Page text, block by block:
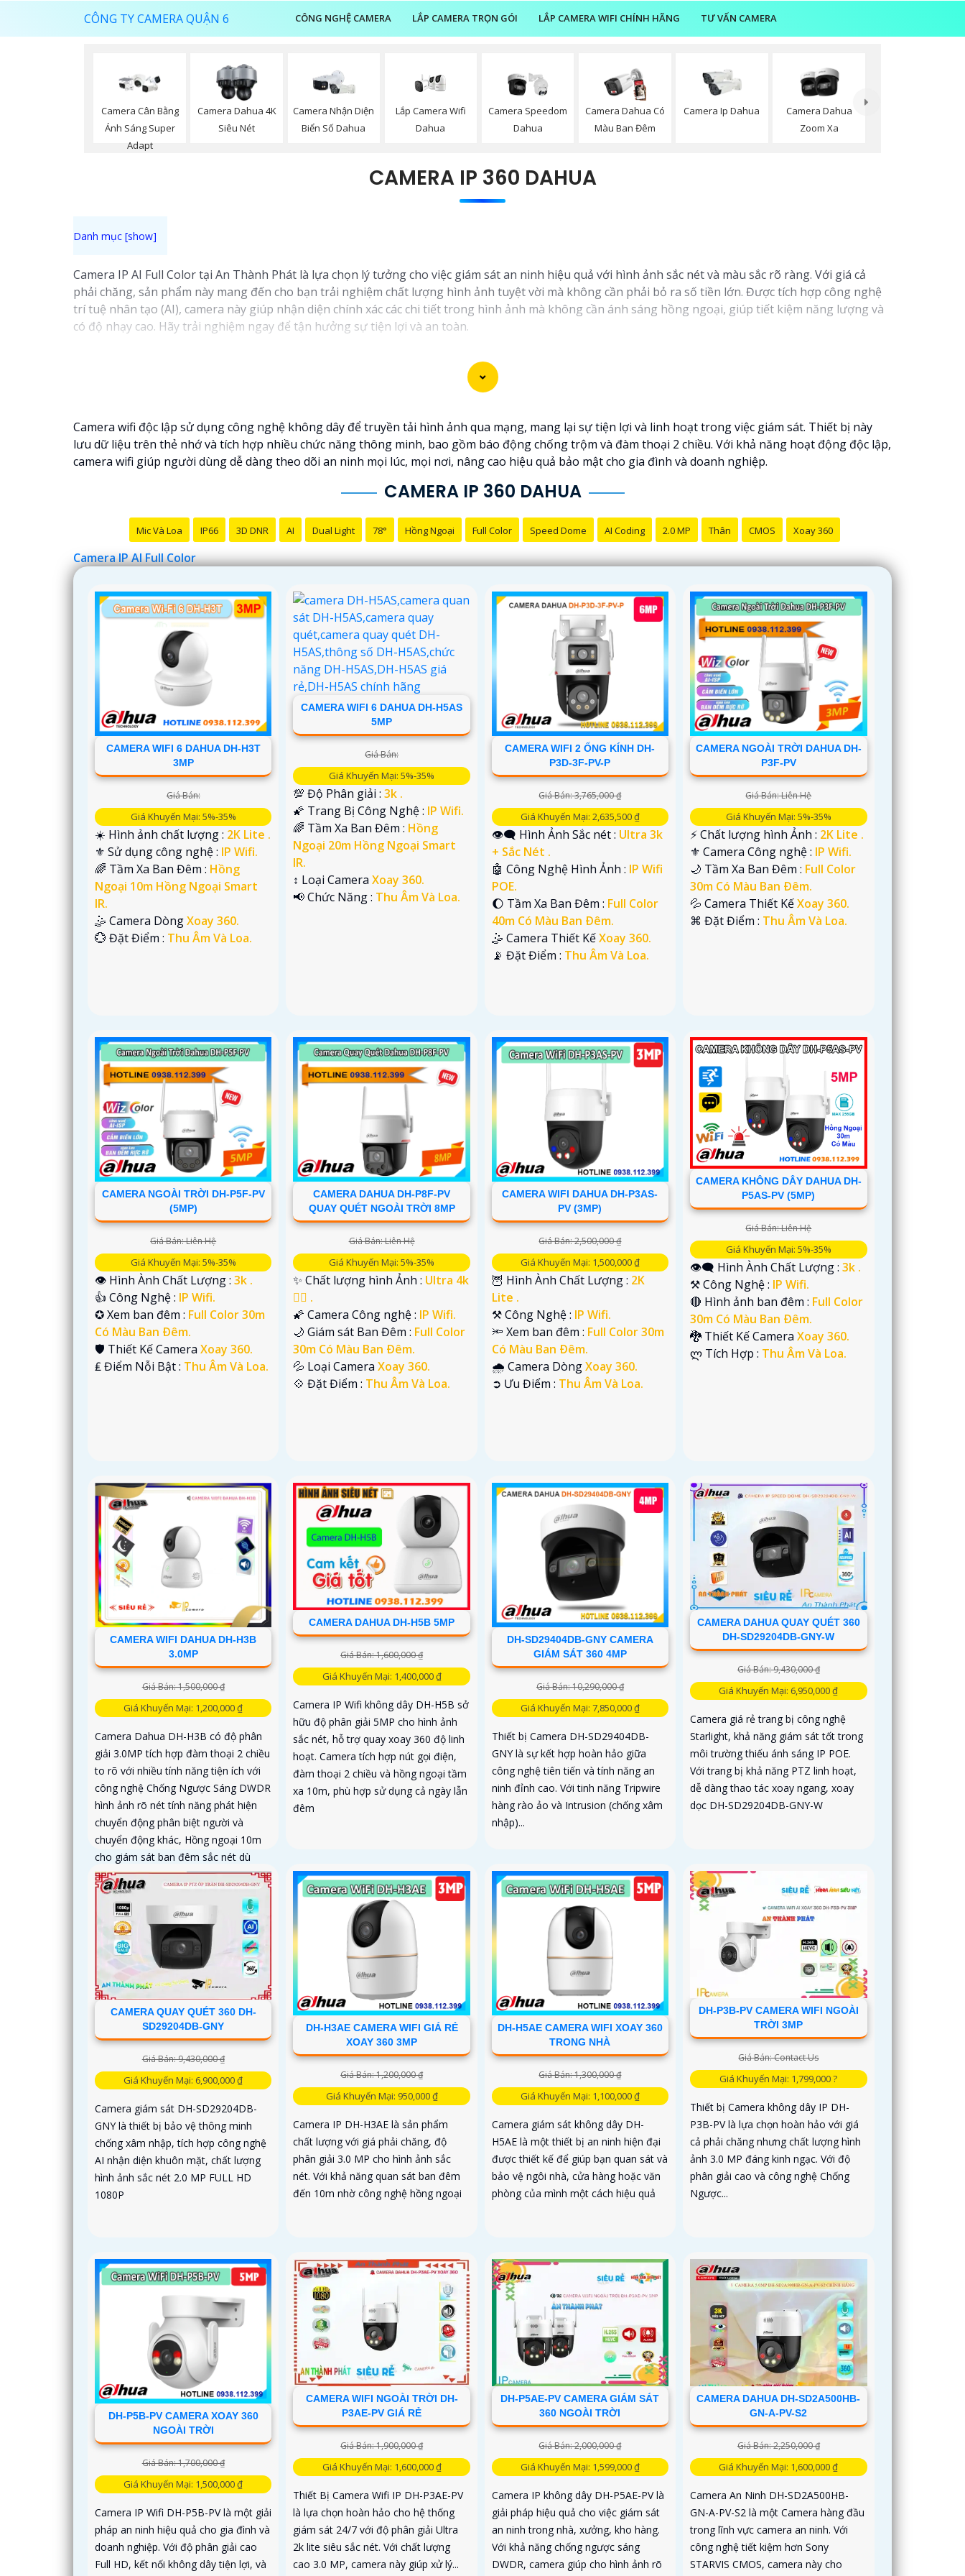
CÔNG TY CAMERA QUẬN 6 CÔNG NGHỆ CAMERA LẮP CAMERA TRỌN GÓI LẮP CAMERA WIFI CHÍNH HÃNG TƯ VẤN CAMERA
Camera Cân Bằng
Ánh Sáng Super
Adapt
Camera Dahua 4K
Siêu Nét
Camera Nhận Diện
Biển Số Dahua
Lắp Camera Wifi
Dahua
Camera Speedom
Dahua
Camera Dahua Có
Màu Ban Đêm
Camera Ip Dahua
Camera Dahua
Zoom Xa
CAMERA IP 360 DAHUA
Camera IP AI Full Color tại An Thành Phát là lựa chọn lý tưởng cho việc giám sát an ninh hiệu quả với hình ảnh sắc nét và màu sắc rõ ràng. Với giá cả
phải chăng, sản phẩm này mang đến cho bạn trải nghiệm chất lượng hình ảnh tuyệt vời mà không cần phải bỏ ra số tiền lớn. Được tích hợp công nghệ
trí tuệ nhân tạo (AI), camera này giúp nhận diện chính xác các chi tiết trong hình ảnh mà không cần ánh sáng hồng ngoại, giúp tiết kiệm năng lượng và
có độ nhạy cao. Hãy trải nghiệm ngay để tận hưởng sự tiện lợi và an toàn.
Camera wifi độc lập sử dụng công nghệ không dây để truyền tải hình ảnh qua mạng, mang lại sự tiện lợi và linh hoạt trong việc giám sát. Thiết bị này
lưu dữ liệu trên thẻ nhớ và tích hợp nhiều chức năng thông minh, bao gồm báo động chống trộm và đàm thoại 2 chiều. Với khả năng hoạt động độc lập,
camera wifi giúp người dùng dễ dàng theo dõi an ninh mọi lúc, mọi nơi, nâng cao hiệu quả bảo mật cho gia đình và doanh nghiệp.
CAMERA IP 360 DAHUA
Mic Và Loa IP66 3D DNR AI Dual Light 78° Hồng Ngoại Full Color Speed Dome AI Coding 2.0 MP Thân CMOS Xoay 360
Camera IP AI Full Color
CAMERA WIFI 6 DAHUA DH-H3T
3MP
Giá Bán:
Giá Khuyến Mại: 5%-35%
☀️ Hình ảnh chất lượng : 2K Lite .
⚜️ Sử dụng công nghệ : IP Wifi.
🌈 Tầm Xa Ban Đêm : Hồng
Ngoại 10m Hồng Ngoại Smart
IR.
🤹 Camera DòngXoay 360.
️💮 Đặt Điểm : Thu Âm Và Loa.
CAMERA WIFI 6 DAHUA DH-H5AS
5MP
Giá Bán:
Giá Khuyến Mại: 5%-35%
💯 Độ Phân giải :3k .
🌠 Trang Bị Công Nghệ : IP Wifi.
🌈 Tầm Xa Ban Đêm : Hồng
Ngoại 20m Hồng Ngoại Smart
IR.
↕️ Loại CameraXoay 360.
️📢 Chức Năng : Thu Âm Và Loa.
CAMERA WIFI 2 ỐNG KÍNH DH-
P3D-3F-PV-P
Giá Bán: 3,765,000 ₫
Giá Khuyến Mại: 2,635,500 ₫
👁️‍🗨 Hình Ảnh Sắc nét : Ultra 3k
+ Sắc Nét .
🤖️ Công Nghệ Hình Ảnh : IP Wifi
POE.
🌔 Tầm Xa Ban Đêm : Full Color
40m Có Màu Ban Ðêm.
🤹 Camera Thiết KếXoay 360.
️📡 Đặt Điểm : Thu Âm Và Loa.
CAMERA NGOÀI TRỜI DAHUA DH-
P3F-PV
Giá Bán: Liên Hệ
Giá Khuyến Mại: 5%-35%
️⚡ Chất lượng hình Ảnh : 2K Lite .
⚜️ Camera Công nghệ : IP Wifi.
🌙 Tầm Xa Ban Đêm : Full Color
30m Có Màu Ban Ðêm.
💦 Camera Thiết KếXoay 360.
️⌘ Đặt Điểm : Thu Âm Và Loa.
CAMERA NGOÀI TRỜI DH-P5F-PV
(5MP)
Giá Bán: Liên Hệ
Giá Khuyến Mại: 5%-35%
👁 Hình Ành Chất Lượng : 3k .
👍 Công Nghệ : IP Wifi.
✪ Xem ban đêm : Full Color 30m
Có Màu Ban Ðêm.
🛡 Thiết Kế Camera Xoay 360.
️₤ Điểm Nỗi Bật : Thu Âm Và Loa.
CAMERA DAHUA DH-P8F-PV
QUAY QUÉT NGOÀI TRỜI 8MP
Giá Bán: Liên Hệ
Giá Khuyến Mại: 5%-35%
✨ Chất lượng hình Ảnh : Ultra 4k
👍🏾 .
🌠 Camera Công nghệ : IP Wifi.
🌙 Giám sát Ban Đêm : Full Color
30m Có Màu Ban Ðêm.
💦 Loại CameraXoay 360.
️💠 Đặt Điểm : Thu Âm Và Loa.
CAMERA WIFI DAHUA DH-P3AS-
PV (3MP)
Giá Bán: 2,500,000 ₫
Giá Khuyến Mại: 1,500,000 ₫
🦉 Hình Ành Chất Lượng : 2K
Lite .
⚒ Công Nghệ : IP Wifi.
🔦 Xem ban đêm : Full Color 30m
Có Màu Ban Ðêm.
🌧️ Camera DòngXoay 360.
️➲ Ưu Điểm : Thu Âm Và Loa.
CAMERA KHÔNG DÂY DAHUA DH-
P5AS-PV (5MP)
Giá Bán: Liên Hệ
Giá Khuyến Mại: 5%-35%
👁️‍🗨 Hình Ành Chất Lượng :3k .
⚒ Công Nghệ : IP Wifi.
🔴 Hình ảnh ban đêm : Full Color
30m Có Màu Ban Ðêm.
🐉️ Thiết Kế CameraXoay 360.
️ლ Tích Hợp : Thu Âm Và Loa.
CAMERA WIFI DAHUA DH-H3B
3.0MP
Giá Bán: 1,500,000 ₫
Giá Khuyến Mại: 1,200,000 ₫
Camera Dahua DH-H3B có độ phân
giải 3.0MP tích hợp đàm thoại 2 chiều
to rõ với nhiều tính năng tiện ích với
công nghệ Chống Ngược Sáng DWDR
hình ảnh rõ nét tính năng phát hiện
chuyển động phân biệt người và
chuyển động khác, Hồng ngoại 10m
cho giám sát ban đêm sắc nét dù
thiếu ánh sáng
CAMERA DAHUA DH-H5B 5MP
Giá Bán: 1,600,000 ₫
Giá Khuyến Mại: 1,400,000 ₫
Camera IP Wifi không dây DH-H5B sở
hữu độ phân giải 5MP cho hình ảnh
sắc nét, hỗ trợ quay xoay 360 độ linh
hoạt. Camera tích hợp nút gọi điện,
đàm thoại 2 chiều và hồng ngoại tầm
xa 10m, phù hợp sử dụng cả ngày lẫn
đêm
DH-SD29404DB-GNY CAMERA
GIÁM SÁT 360 4MP
Giá Bán: 10,290,000 ₫
Giá Khuyến Mại: 7,850,000 ₫
Thiết bị Camera DH-SD29404DB-
GNY là sự kết hợp hoàn hảo giữa
công nghệ tiên tiến và tính năng an
ninh đỉnh cao. Với tinh năng Tripwire
hàng rào ảo và Intrusion (chống xâm
nhập)...
CAMERA DAHUA QUAY QUÉT 360
DH-SD29204DB-GNY-W
Giá Bán: 9,430,000 ₫
Giá Khuyến Mại: 6,950,000 ₫
Camera giá rẻ trang bị công nghệ
Starlight, khả năng giám sát tốt trong
môi trường thiếu ánh sáng IP POE.
Với trang bị khả năng PTZ linh hoạt,
dễ dàng thao tác xoay ngang, xoay
dọc DH-SD29204DB-GNY-W
CAMERA QUAY QUÉT 360 DH-
SD29204DB-GNY
Giá Bán: 9,430,000 ₫
Giá Khuyến Mại: 6,900,000 ₫
Camera giám sát DH-SD29204DB-
GNY là thiết bị bảo vệ thông minh
chống xâm nhập, tích hợp công nghệ
AI nhận diện khuôn mặt, chất lượng
hình ảnh sắc nét 2.0 MP FULL HD
1080P
DH-H3AE CAMERA WIFI GIÁ RẺ
XOAY 360 3MP
Giá Bán: 1,200,000 ₫
Giá Khuyến Mại: 950,000 ₫
Camera IP DH-H3AE là sản phẩm
chất lượng với giá phải chăng, độ
phân giải 3.0 MP cho hình ảnh sắc
nét. Với khả năng quan sát ban đêm
đến 10m nhờ công nghệ hồng ngoại
DH-H5AE CAMERA WIFI XOAY 360
TRONG NHÀ
Giá Bán: 1,300,000 ₫
Giá Khuyến Mại: 1,100,000 ₫
Camera giám sát không dây DH-
H5AE là một thiết bị an ninh hiện đại
được thiết kế để giúp bạn quan sát và
bảo vệ ngôi nhà, cửa hàng hoặc văn
phòng của mình một cách hiệu quả
DH-P3B-PV CAMERA WIFI NGOÀI
TRỜI 3MP
Giá Bán: Contact Us
Giá Khuyến Mại: 1,799,000 ?
Thiết bị Camera không dây IP DH-
P3B-PV là lựa chọn hoàn hảo với giá
cả phải chăng nhưng chất lượng hình
ảnh 3.0 MP đáng kinh ngạc. Với độ
phân giải cao và công nghệ Chống
Ngược...
DH-P5B-PV CAMERA XOAY 360
NGOÀI TRỜI
Giá Bán: 1,700,000 ₫
Giá Khuyến Mại: 1,500,000 ₫
Camera IP Wifi DH-P5B-PV là một giải
pháp an ninh hiệu quả cho gia đình và
doanh nghiệp. Với độ phân giải cao
Full HD, kết nối không dây tiện lợi, và
CAMERA WIFI NGOÀI TRỜI DH-
P3AE-PV GIÁ RẺ
Giá Bán: 1,900,000 ₫
Giá Khuyến Mại: 1,600,000 ₫
Thiết Bị Camera Wifi IP DH-P3AE-PV
là lựa chọn hoàn hảo cho hệ thống
giám sát 24/7 với độ phân giải Ultra
2k lite siêu sắc nét. Với chất lượng
cao 3.0 MP, camera này giúp xử lý...
DH-P5AE-PV CAMERA GIÁM SÁT
360 NGOÀI TRỜI
Giá Bán: 2,000,000 ₫
Giá Khuyến Mại: 1,599,000 ₫
Camera IP không dây DH-P5AE-PV là
giải pháp hiệu quả cho việc giám sát
an ninh trong nhà, xưởng, kho hàng.
Với khả năng chống ngược sáng
DWDR, camera giúp cho hình ảnh rõ
CAMERA DAHUA DH-SD2A500HB-
GN-A-PV-S2
Giá Bán: 2,250,000 ₫
Giá Khuyến Mại: 1,600,000 ₫
Camera An Ninh DH-SD2A500HB-
GN-A-PV-S2 là một Camera hàng đầu
trong lĩnh vực camera an ninh. Với
công nghệ tiết kiệm hơn Sony
STARVIS CMOS, camera này cho